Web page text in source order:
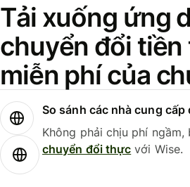
Tải xuống ứng
chuyển đổi tiền
miễn phí của
So sánh các nhà cung
Không phải chịu phí ngầm,
chuyển đổi thực với Wise.